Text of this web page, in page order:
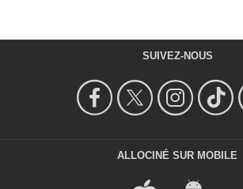
SUIVEZ-NOUS
ALLOCINÉ SUR MOBILE